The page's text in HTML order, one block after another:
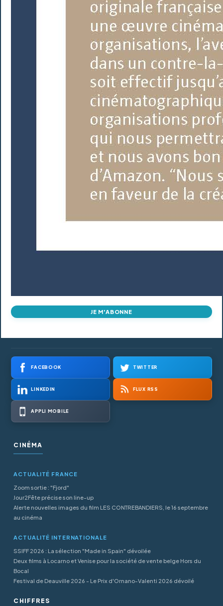
JE M'ABONNE
FACEBOOK TWITTER
LINKEDIN FLUX RSS
APPLI MOBILE
CINÉMA
ACTUALITÉ FRANCE
Zoom sortie : "Fjord"
Jour2Fête précise son line-up
Alerte nouvelles images du film LES CONTREBANDIERS, le 16 septembre
au cinéma
ACTUALITÉ INTERNATIONALE
SSIFF 2026 : La sélection "Made in Spain" dévoilée
Deux films à Locarno et Venise pour la société de vente belge Hors du
Bocal
Festival de Deauville 2026 - Le Prix d'Ornano-Valenti 2026 dévoilé
CHIFFRES